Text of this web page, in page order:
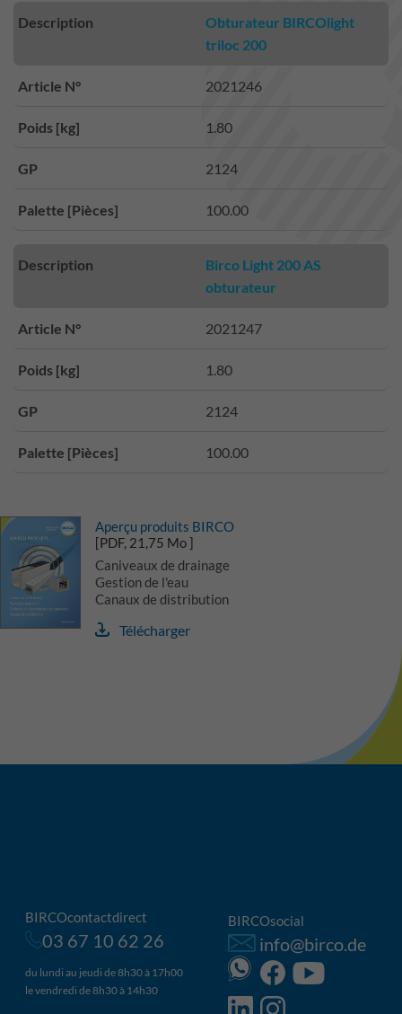
Description
Obturateur BIRCOlight
triloc 200
Article N° 2021246
Poids [kg] 1.80
GP 2124
Palette [Pièces] 100.00
Description
Birco Light 200 AS
obturateur
Article N° 2021247
Poids [kg] 1.80
GP 2124
Palette [Pièces] 100.00
Aperçu produits BIRCO
[PDF, 21,75 Mo ]
Caniveaux de drainage
Gestion de l'eau
Canaux de distribution
Télécharger
BIRCOcontactdirect
03 67 10 62 26
du lundi au jeudi de 8h30 à 17h00
le vendredi de 8h30 à 14h30
BIRCOsocial
info@birco.de